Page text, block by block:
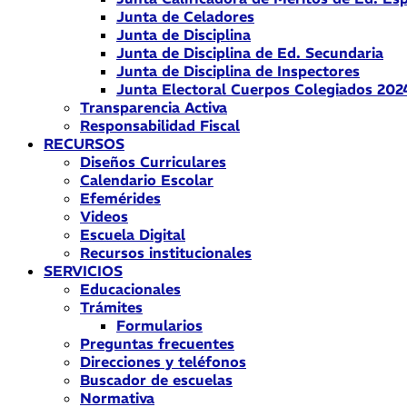
Junta de Celadores
Junta de Disciplina
Junta de Disciplina de Ed. Secundaria
Junta de Disciplina de Inspectores
Junta Electoral Cuerpos Colegiados
Transparencia Activa
Responsabilidad Fiscal
RECURSOS
Diseños Curriculares
Calendario Escolar
Efemérides
Videos
Escuela Digital
Recursos institucionales
SERVICIOS
Educacionales
Trámites
Formularios
Preguntas frecuentes
Direcciones y teléfonos
Buscador de escuelas
Normativa